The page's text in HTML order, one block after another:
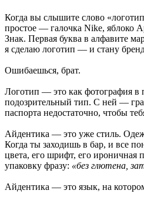
Когда вы слышите слово
простое — галочка Nike, яблоко
Знак. Первая буква в алфавите
я сделаю логотип — и стану
Ошибаешься, брат.
Логотип — это как фотография в
подозрительный тип. С ней —
паспорта недостаточно, чтобы
Айдентика — это уже стиль.
Когда ты заходишь в бар, и все
цвета, его шрифт, его ироничная
упаковку фразу: «без глютена,
Айдентика — это язык, на